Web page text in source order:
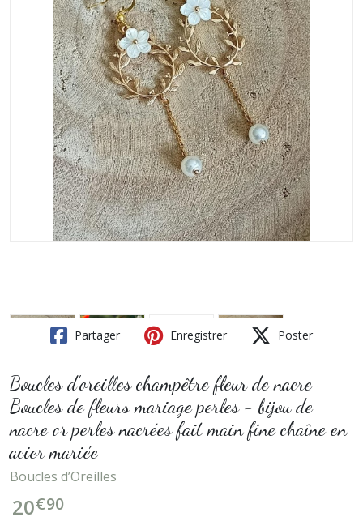
Partager Enregistrer Poster
Boucles d'oreilles champêtre fleur de nacre -
Boucles de fleurs mariage perles - bijou de
nacre or perles nacrées fait main fine chaîne en
acier mariée
Boucles d’Oreilles
20€90